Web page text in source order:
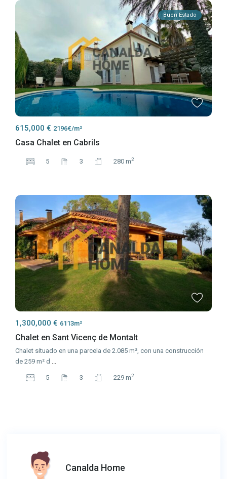
Buen Estado
615,000 € 2196€/m²
Casa Chalet en Cabrils
5 3 280 m2
1,300,000 € 6113m²
Chalet en Sant Vicenç de Montalt
Chalet situado en una parcela de 2.085 m², con una construcción
de 259 m² d ...
5 3 229 m2
Canalda Home